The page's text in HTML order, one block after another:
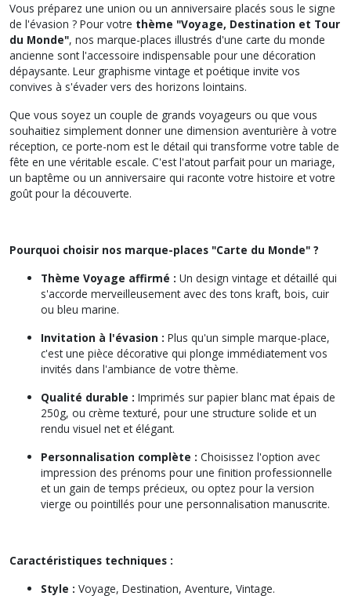
Vous préparez une union ou un anniversaire placés sous le signe
de l'évasion ? Pour votre thème "Voyage, Destination et Tour
du Monde", nos marque-places illustrés d'une carte du monde
ancienne sont l'accessoire indispensable pour une décoration
dépaysante. Leur graphisme vintage et poétique invite vos
convives à s'évader vers des horizons lointains.
Que vous soyez un couple de grands voyageurs ou que vous
souhaitiez simplement donner une dimension aventurière à votre
réception, ce porte-nom est le détail qui transforme votre table de
fête en une véritable escale. C'est l'atout parfait pour un mariage,
un baptême ou un anniversaire qui raconte votre histoire et votre
goût pour la découverte.
Pourquoi choisir nos marque-places "Carte du Monde" ?
Thème Voyage affirmé : Un design vintage et détaillé qui
s'accorde merveilleusement avec des tons kraft, bois, cuir
ou bleu marine.
Invitation à l'évasion : Plus qu'un simple marque-place,
c'est une pièce décorative qui plonge immédiatement vos
invités dans l'ambiance de votre thème.
Qualité durable : Imprimés sur papier blanc mat épais de
250g, ou crème texturé, pour une structure solide et un
rendu visuel net et élégant.
Personnalisation complète : Choisissez l'option avec
impression des prénoms pour une finition professionnelle
et un gain de temps précieux, ou optez pour la version
vierge ou pointillés pour une personnalisation manuscrite.
Caractéristiques techniques :
Style : Voyage, Destination, Aventure, Vintage.